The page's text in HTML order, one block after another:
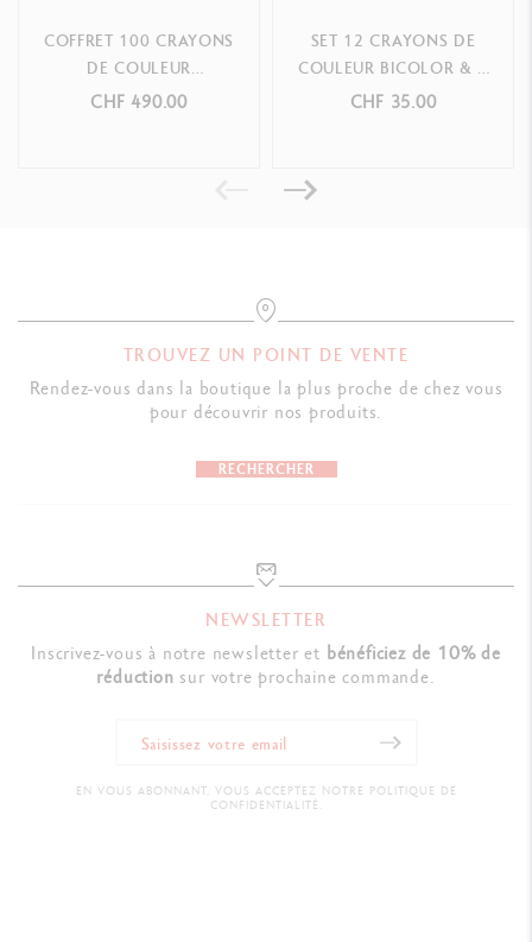
COFFRET 100 CRAYONS
DE COULEUR
LUMINANCE 6901™
CHF 490.00
SET 12 CRAYONS DE
COULEUR BICOLOR & 1
PINCEAU PAUL SMITH
CHF 35.00
TROUVEZ UN POINT DE VENTE
Rendez-vous dans la boutique la plus proche de chez vous
pour découvrir nos produits.
RECHERCHER
NEWSLETTER
Inscrivez-vous à notre newsletter et bénéficiez de 10% de
réduction sur votre prochaine commande.
EN VOUS ABONNANT, VOUS ACCEPTEZ NOTRE POLITIQUE DE
CONFIDENTIALITÉ.